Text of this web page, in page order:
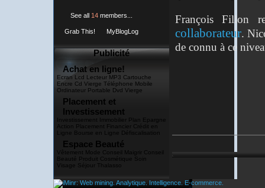
See all 14members...
Grab This! MyBlogLog
Publicité
Achat en ligne!
Ecran Lcd Lecteur MP3 Cartouche
Encre Cd Vierge Téléphone Mobile
Ordinateur Portable Dvd Vierge
Placement et
Investissement
Investissement Immobilier Plan Epargne
Action Placement Financier Crédit en
Ligne Bourse en Ligne Défiscalisation
Espace Beauté
Vêtement Mode Conseil Maigrir Conseil
Beauté Produit Cosmétique Soin
Visage Séjour Thalasso
François Fillon
collaborateur.
de connu à ce